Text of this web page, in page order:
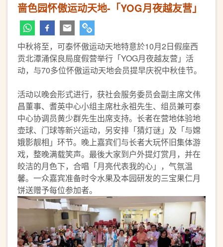
啬色园怀傲运动天地-「YOG月夜越友营」
中秋将至，可泰怀傲运动天地特意於10月2日假座西
贡北潭涌保良局度假营举行「YOG月夜越友营」活
动，与70多位怀傲运动天地会员提早庆祝中秋佳节。
活动以晚会形式进行，获社会服务委员会副主席文伟
昌董事、耆英中心小组主席杜永祖先生、组员兼可泰
中心协调员黄少群先生出席支持。长者在营地体验地
壶球、门球等新兴运动，另安排「猜灯谜」及「与嫦
娥影靓相」环节。晚上嘉宾们与长者大玩怀旧集体游
戏，整晚满载笑声。最後大家到户外提灯赏月，并在
皎洁的月色下，合唱「月亮代表我的心」，气氛温
馨。一众嘉宾准备时令水果及本园研发的三宝果仁月
饼送赠予每位参加者。